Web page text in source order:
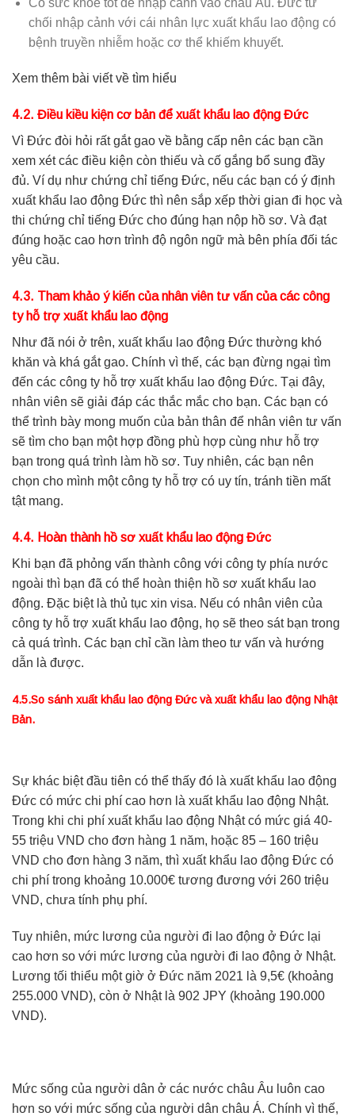
chối nhập cảnh với cái nhân lực xuất khẩu lao động có
bệnh truyền nhiễm hoặc cơ thể khiếm khuyết.
Xem thêm bài viết về tìm hiểu
4.2. Điều kiều kiện cơ bản để xuất khẩu lao động Đức
Vì Đức đòi hỏi rất gắt gao về bằng cấp nên các bạn cần
xem xét các điều kiện còn thiếu và cố gắng bổ sung đầy
đủ. Ví dụ như chứng chỉ tiếng Đức, nếu các bạn có ý định
xuất khẩu lao động Đức thì nên sắp xếp thời gian đi học và
thi chứng chỉ tiếng Đức cho đúng hạn nộp hồ sơ. Và đạt
đúng hoặc cao hơn trình độ ngôn ngữ mà bên phía đối tác
yêu cầu.
4.3. Tham khảo ý kiến của nhân viên tư vấn của các công
ty hỗ trợ xuất khẩu lao động
Như đã nói ở trên, xuất khẩu lao động Đức thường khó
khăn và khá gắt gao. Chính vì thế, các bạn đừng ngại tìm
đến các công ty hỗ trợ xuất khẩu lao động Đức. Tại đây,
nhân viên sẽ giải đáp các thắc mắc cho bạn. Các bạn có
thể trình bày mong muốn của bản thân để nhân viên tư vấn
sẽ tìm cho bạn một hợp đồng phù hợp cùng như hỗ trợ
bạn trong quá trình làm hồ sơ. Tuy nhiên, các bạn nên
chọn cho mình một công ty hỗ trợ có uy tín, tránh tiền mất
tật mang.
4.4. Hoàn thành hồ sơ xuất khẩu lao động Đức
Khi bạn đã phỏng vấn thành công với công ty phía nước
ngoài thì bạn đã có thể hoàn thiện hồ sơ xuất khẩu lao
động. Đặc biệt là thủ tục xin visa. Nếu có nhân viên của
công ty hỗ trợ xuất khẩu lao động, họ sẽ theo sát bạn trong
cả quá trình. Các bạn chỉ cần làm theo tư vấn và hướng
dẫn là được.
4.5.So sánh xuất khẩu lao động Đức và xuất khẩu lao động Nhật
Bản.
Sự khác biệt đầu tiên có thể thấy đó là xuất khẩu lao động
Đức có mức chi phí cao hơn là xuất khẩu lao động Nhật.
Trong khi chi phí xuất khẩu lao động Nhật có mức giá 40-
55 triệu VND cho đơn hàng 1 năm, hoặc 85 – 160 triệu
VND cho đơn hàng 3 năm, thì xuất khẩu lao động Đức có
chi phí trong khoảng 10.000€ tương đương với 260 triệu
VND, chưa tính phụ phí.
Tuy nhiên, mức lương của người đi lao động ở Đức lại
cao hơn so với mức lương của người đi lao động ở Nhật.
Lương tối thiểu một giờ ở Đức năm 2021 là 9,5€ (khoảng
255.000 VND), còn ở Nhật là 902 JPY (khoảng 190.000
VND).
Mức sống của người dân ở các nước châu Âu luôn cao
hơn so với mức sống của người dân châu Á. Chính vì thế,